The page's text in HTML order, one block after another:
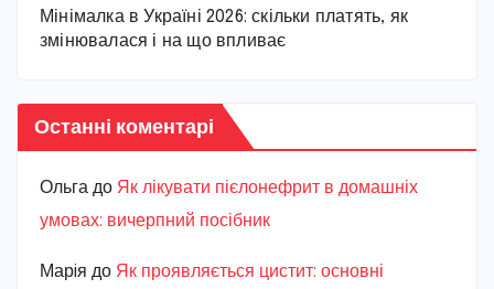
Мінімалка в Україні 2026: скільки платять, як
змінювалася і на що впливає
Останні коментарі
Ольга до Як лікувати пієлонефрит в домашніх
умовах: вичерпний посібник
Марiя до Як проявляється цистит: основні